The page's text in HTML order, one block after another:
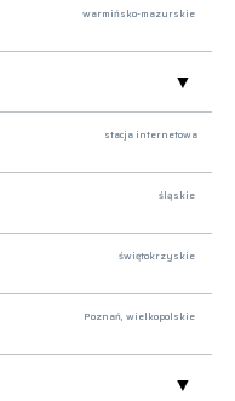
warmińsko-mazurskie
stacja internetowa
śląskie
świętokrzyskie
Poznań, wielkopolskie